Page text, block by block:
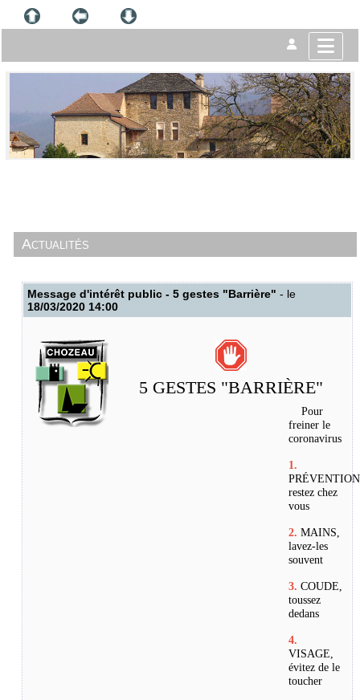
Actualités
Message d'intérêt public - 5 gestes "Barrière" - le
18/03/2020 14:00
5 GESTES "BARRIÈRE"
Pour
freiner le
coronavirus
1.
restez chez
vous
2. MAINS,
lavez-les
souvent
3. COUDE,
toussez
dedans
4.
VISAGE,
évitez de le
toucher